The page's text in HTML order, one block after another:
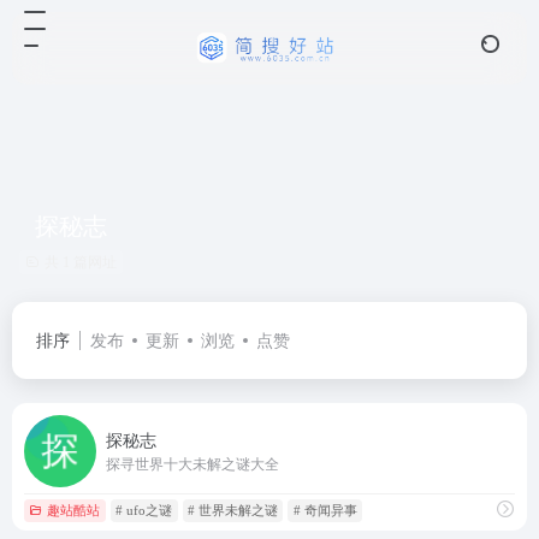
排序 发布 更新 浏览 点赞
探秘志
探寻世界十大未解之谜大全
趣站酷站 # ufo之谜 # 世界未解之谜 # 奇闻异事